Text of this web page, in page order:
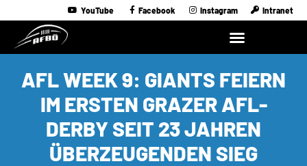
YouTube Facebook Instagram Intranet
AFL WEEK 9: GIANTS FEIERN
IM ERSTEN GRAZER AFL-
DERBY SEIT 23 JAHREN
ÜBERZEUGENDEN SIEG